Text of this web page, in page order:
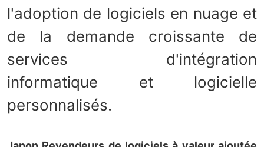
l'adoption de logiciels en nuage et
de la demande croissante de
services d'intégration
informatique et logicielle
personnalisés.